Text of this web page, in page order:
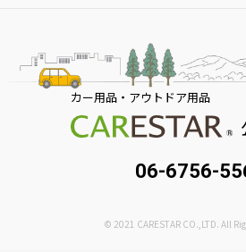
カー用品・アウトドア用品
06-6756-
© 2021 CARESTAR CO.,LTD. All